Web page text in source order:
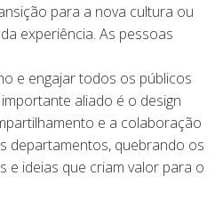
para a nova cultura ou
experiência. As pessoas
e engajar todos os públicos
aliado é o design
e a colaboração
departamentos, quebrando os
e ideias que criam valor para o